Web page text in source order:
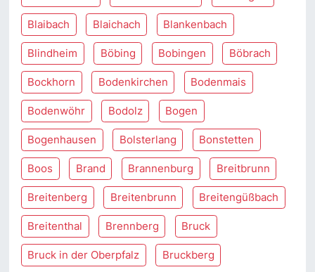
Blaibach Blaichach Blankenbach
Blindheim Böbing Bobingen Böbrach
Bockhorn Bodenkirchen Bodenmais
Bodenwöhr Bodolz Bogen
Bogenhausen Bolsterlang Bonstetten
Boos Brand Brannenburg Breitbrunn
Breitenberg Breitenbrunn Breitengüßbach
Breitenthal Brennberg Bruck
Bruck in der Oberpfalz Bruckberg